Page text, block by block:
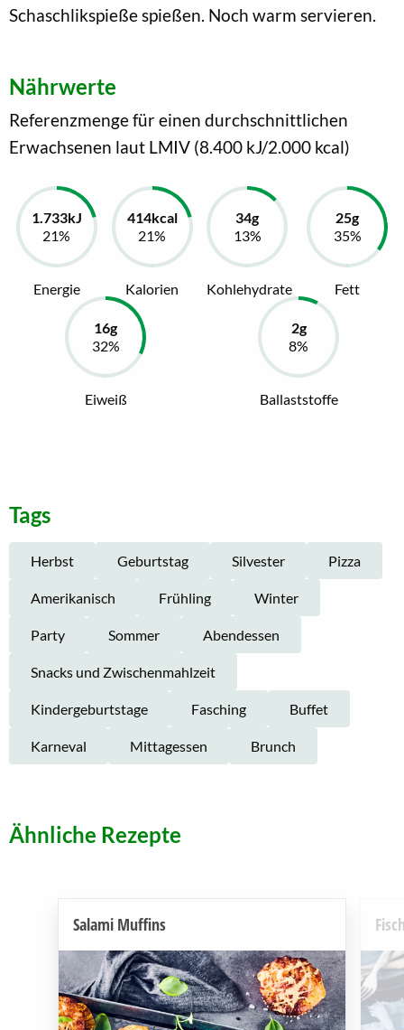
Schaschlikspieße spießen. Noch warm servieren.
Nährwerte
Referenzmenge für einen durchschnittlichen
Erwachsenen laut LMIV (8.400 kJ/2.000 kcal)
Energie Kalorien Kohlehydrate Fett
Eiweiß Ballaststoffe
Tags
Herbst Geburtstag Silvester Pizza
Amerikanisch Frühling Winter
Party Sommer Abendessen
Snacks und Zwischenmahlzeit
Kindergeburtstage Fasching Buffet
Karneval Mittagessen Brunch
Ähnliche Rezepte
Salami Muffins